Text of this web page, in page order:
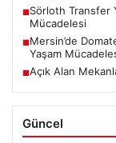
■Sörloth Transfer
Mücadelesi
■Mersin’de
Yaşam
■Açık Alan
Güncel